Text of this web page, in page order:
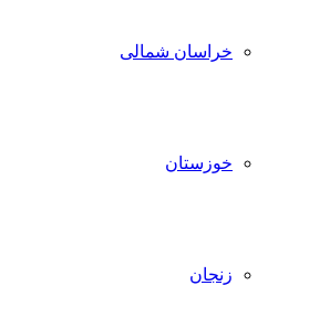
خراسان شمالی
خوزستان
زنجان